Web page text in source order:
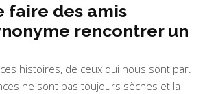
faire des amis
rencontrer un
histoires, de ceux qui nous sont par.
ne sont pas toujours sèches et la